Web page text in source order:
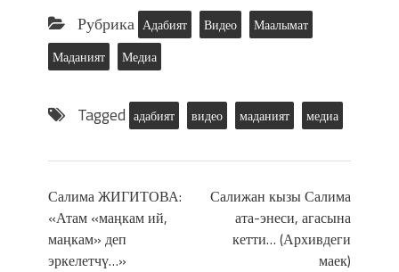
Рубрика Адабият Видео
Маалымат
Маданият
Медиа
Tagged адабият видео маданият медиа
Салима ЖИГИТОВА:
«Атам «маңкам ий,
маңкам» деп
эркелетчү…»
Салижан кызы Салима
ата-энеси, агасына
кетти… (Архивдеги
маек)